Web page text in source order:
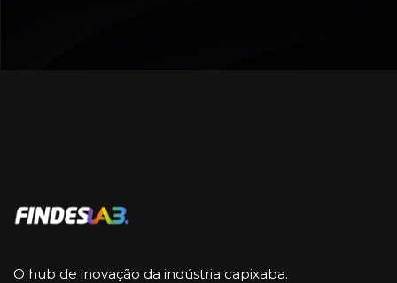
O hub de inovação da indústria capixaba.